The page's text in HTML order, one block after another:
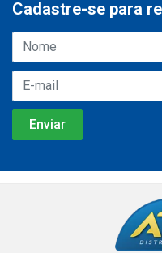
Cadastre-se para